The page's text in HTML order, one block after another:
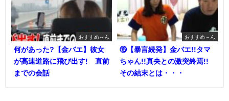
おすすめ～ん
何があった?【金バエ】彼女
が高速道路に飛び出す! 直前
までの会話
おすすめ～ん
⑯【暴言続発】金バエ!!タマ
ちゃん!!真央との激突終焉!!
その結末とは・・・